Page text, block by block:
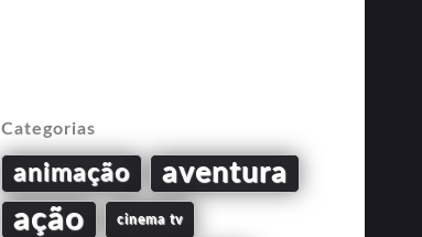
Categorias
animação aventura
ação cinema tv